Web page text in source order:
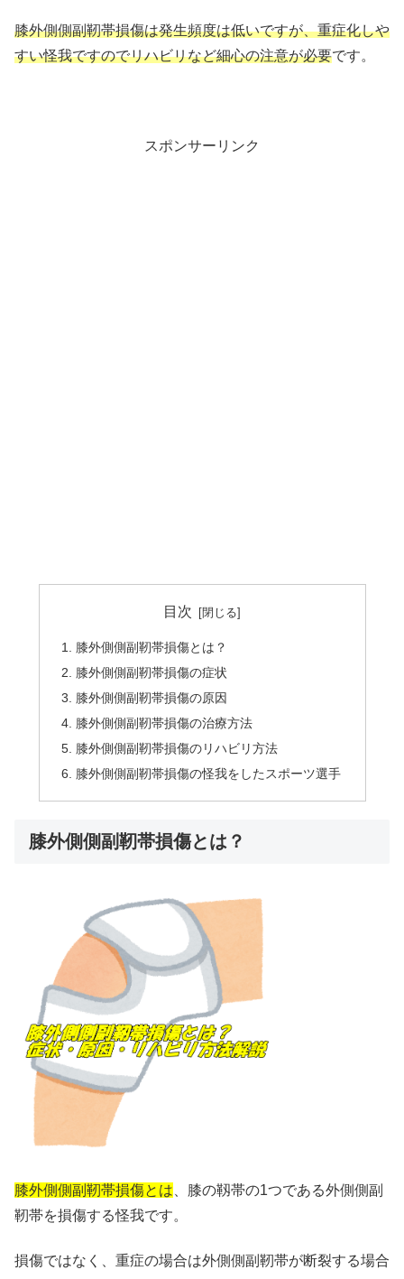
膝外側側副靭帯損傷は発生頻度は低いですが、重症化しや
すい怪我ですのでリハビリなど細心の注意が必要です。
スポンサーリンク
目次
膝外側側副靭帯損傷とは？
膝外側側副靭帯損傷の症状
膝外側側副靭帯損傷の原因
膝外側側副靭帯損傷の治療方法
膝外側側副靭帯損傷のリハビリ方法
膝外側側副靭帯損傷の怪我をしたスポーツ選手
膝外側側副靭帯損傷とは？
膝外側側副靭帯損傷とは 、膝の靱帯の1つである外側側副
靭帯を損傷する怪我です。
損傷ではなく、重症の場合は外側側副靭帯が断裂する場合